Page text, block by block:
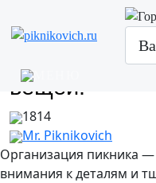
Чек-лист для
взять с
вещей.
1814
Mr. Piknikovich
Организация пикника —
внимания к деталям и